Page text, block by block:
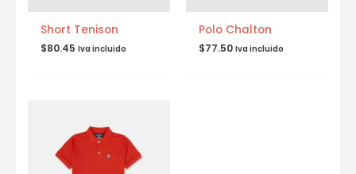
Short Tenison
$80.45 Iva incluido
Polo Chalton
$77.50 Iva incluido